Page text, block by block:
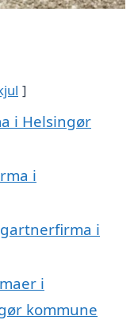
i Helsingør
i
i
i
kommune